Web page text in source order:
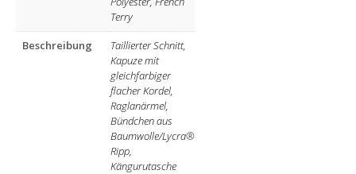
Terry
Beschreibung
Taillierter Schnitt,
Kapuze mit
gleichfarbiger
flacher Kordel,
Raglanärmel,
Bündchen aus
Baumwolle/Lycra®
Ripp,
Kängurutasche